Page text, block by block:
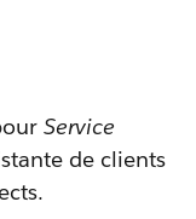
Service
de clients